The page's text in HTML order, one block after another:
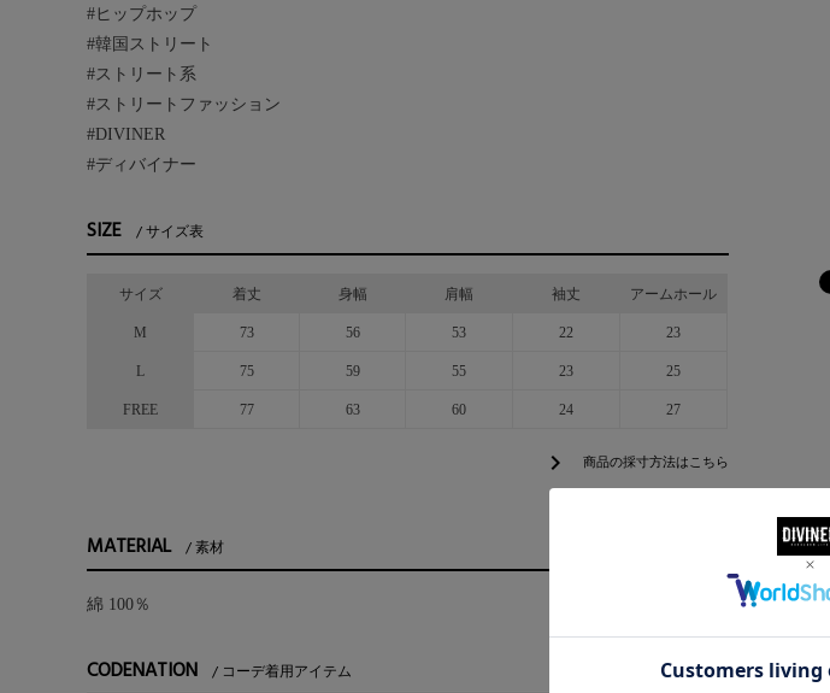
#ヒップホップ
#韓国ストリート
#ストリート系
#ストリートファッション
#DIVINER
#ディバイナー
SIZE サイズ表
サイズ 着丈 身幅 肩幅 袖丈 アームホール
M 73 56 53 22 23
L 75 59 55 23 25
FREE 77 63 60 24 27
chevron_right 商品の採寸方法はこちら
MATERIAL 素材
綿 100％
CODENATION コーデ着用アイテム